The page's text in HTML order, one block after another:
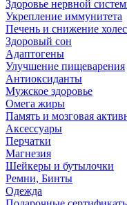
Здоровье нервной
Укрепление иммунитета
Печень и снижение
Здоровый сон
Адаптогены
Улучшение пищеварения
Антиоксиданты
Мужское здоровье
Омега жиры
Память и мозговая
Аксессуары
Перчатки
Магнезия
Шейкеры и бутылочки
Ремни, Бинты
Одежда